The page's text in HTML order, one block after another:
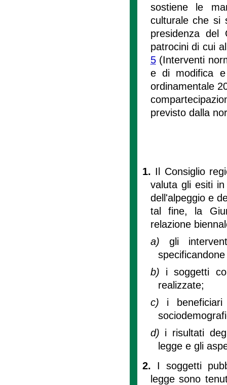
sostiene le
culturale che si
presidenza del
patrocini di cui
5(Interventi
e di modifica e
ordinamentale
previsto dalla
1. Il Consiglio
valuta gli esiti
dell'alpeggio e
tal fine, la
relazione
a) gli
b) i soggetti
realizzate;
c) i
d) i risultati
legge e gli
2. I soggetti
legge sono